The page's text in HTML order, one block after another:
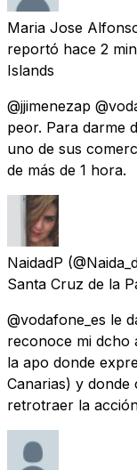
Maria Jose
reportó hace 2
Islands
@jjimenezap
peor. Para darme
uno de sus
de más de 1 hora.
NaidadP
Santa Cruz de la
@vodafone_es le
reconoce mi dcho
la apo donde
Canarias) y
retrotraer la